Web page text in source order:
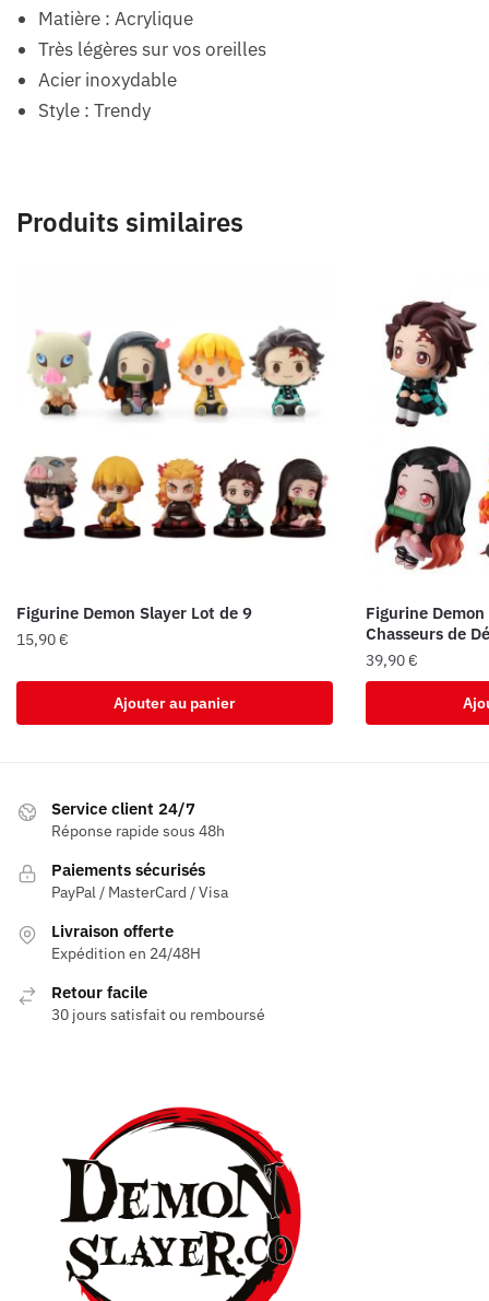
Matière : Acrylique
Très légères sur vos oreilles
Acier inoxydable
Style : Trendy
Produits similaires
Figurine Demon Slayer Lot de 9
15,90€
Ajouter au panier
Figurine
Chasseurs de
39,90€
Service client 24/7
Réponse rapide sous 48h
Paiements sécurisés
PayPal / MasterCard / Visa
Livraison offerte
Expédition en 24/48H
Retour facile
30 jours satisfait ou remboursé